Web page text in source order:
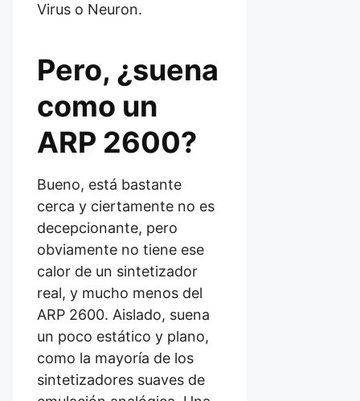
Virus o Neuron.
Pero, ¿suena
como un
ARP 2600?
Bueno, está bastante
cerca y ciertamente no es
decepcionante, pero
obviamente no tiene ese
calor de un sintetizador
real, y mucho menos del
ARP 2600. Aislado, suena
un poco estático y plano,
como la mayoría de los
sintetizadores suaves de